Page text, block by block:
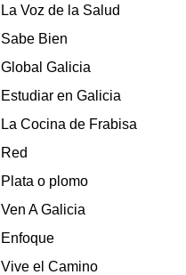
La Voz de la Salud
Sabe Bien
Global Galicia
Estudiar en Galicia
La Cocina de Frabisa
Red
Plata o plomo
Ven A Galicia
Enfoque
Vive el Camino